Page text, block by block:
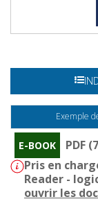
Exemple
E-BOOK
PDF
Pris en
Reader -
ouvrir les